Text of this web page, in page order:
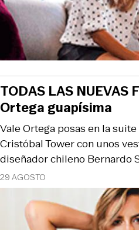
29 AGOSTO
Vale Ortega posas en la
Cristóbal Tower con unos
diseñador chileno Bernardo
TODAS LAS NUEVAS
Ortega guapísima